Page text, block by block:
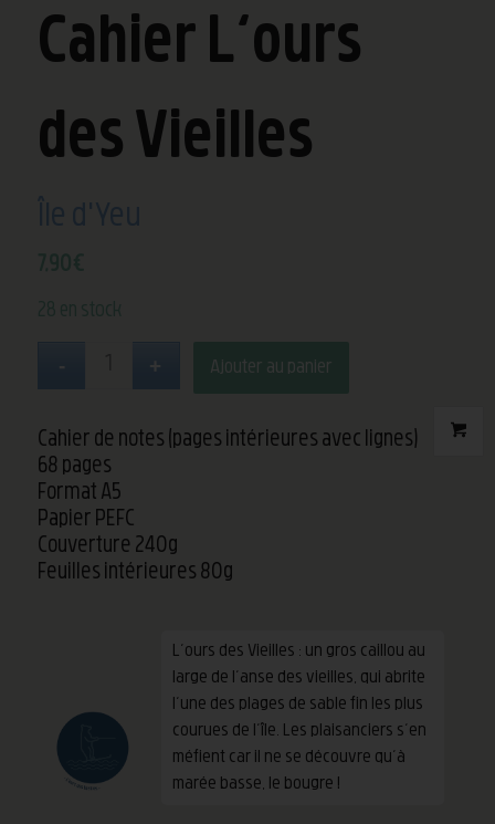
Cahier L’ours
des Vieilles
Ajouter au panier
Cahier de notes (pages intérieures avec lignes)
68 pages
Format A5
Papier PEFC
Couverture 240g
Feuilles intérieures 80g
L’ours des Vieilles : un gros caillou au
large de l’anse des vieilles, qui abrite
l’une des plages de sable fin les plus
courues de l’île. Les plaisanciers s’en
méfient car il ne se découvre qu’à
marée basse, le bougre !